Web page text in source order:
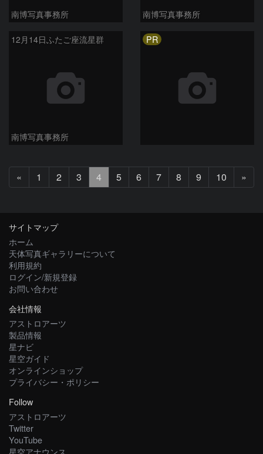
南博写真事務所 南博写真事務所
12月14日ふたご座流星群
南博写真事務所
PR
«
へ
1 2 3 4 5 6 7 8 9 10 »
へ
サイトマップ
ホーム
天体写真ギャラリーについて
利用規約
ログイン/新規登録
お問い合わせ
会社情報
アストロアーツ
製品情報
星ナビ
星空ガイド
オンラインショップ
プライバシー・ポリシー
Follow
アストロアーツ
Twitter
YouTube
星空アナウンス